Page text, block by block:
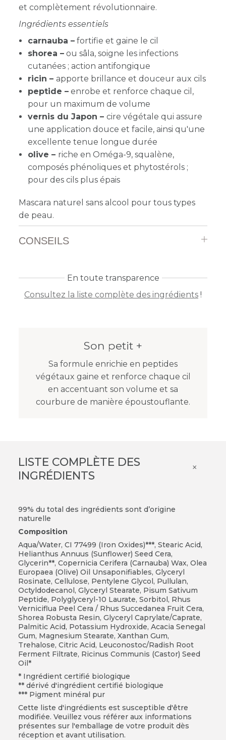
et complètement révolutionnaire.
Ingrédients essentiels
carnauba – fortifie et gaine le cil
shorea – ou sâla, soigne les infections
cutanées ; action antifongique
ricin – apporte brillance et douceur aux cils
peptide – enrobe et renforce chaque cil,
pour un maximum de volume
vernis du Japon – cire végétale qui assure
une application douce et facile, ainsi qu'une
excellente tenue longue durée
olive – riche en Oméga-9, squalène,
composés phénoliques et phytostérols ;
pour des cils plus épais
Mascara naturel sans alcool pour tous types
de peau.
CONSEILS
En toute transparence
Consultez la liste complète des ingrédients !
Son petit +
Sa formule enrichie en peptides
végétaux gaine et renforce chaque cil
en accentuant son volume et sa
courbure de manière époustouflante.
LISTE COMPLÈTE DES
INGRÉDIENTS
×
99% du total des ingrédients sont d’origine
naturelle
Composition
Aqua/Water, CI 77499 (Iron Oxides)***, Stearic Acid,
Helianthus Annuus (Sunflower) Seed Cera,
Glycerin**, Copernicia Cerifera (Carnauba) Wax, Olea
Europaea (Olive) Oil Unsaponifiables, Glyceryl
Rosinate, Cellulose, Pentylene Glycol, Pullulan,
Octyldodecanol, Glyceryl Stearate, Pisum Sativum
Peptide, Polyglyceryl-10 Laurate, Sorbitol, Rhus
Verniciflua Peel Cera / Rhus Succedanea Fruit Cera,
Shorea Robusta Resin, Glyceryl Caprylate/Caprate,
Palmitic Acid, Potassium Hydroxide, Acacia Senegal
Gum, Magnesium Stearate, Xanthan Gum,
Trehalose, Citric Acid, Leuconostoc/Radish Root
Ferment Filtrate, Ricinus Communis (Castor) Seed
Oil*
* Ingrédient certifié biologique
** dérivé d'ingrédient certifié biologique
*** Pigment minéral pur
Cette liste d'ingrédients est susceptible d'être
modifiée. Veuillez vous référer aux informations
présentes sur l'emballage de votre produit dès
réception et avant utilisation.